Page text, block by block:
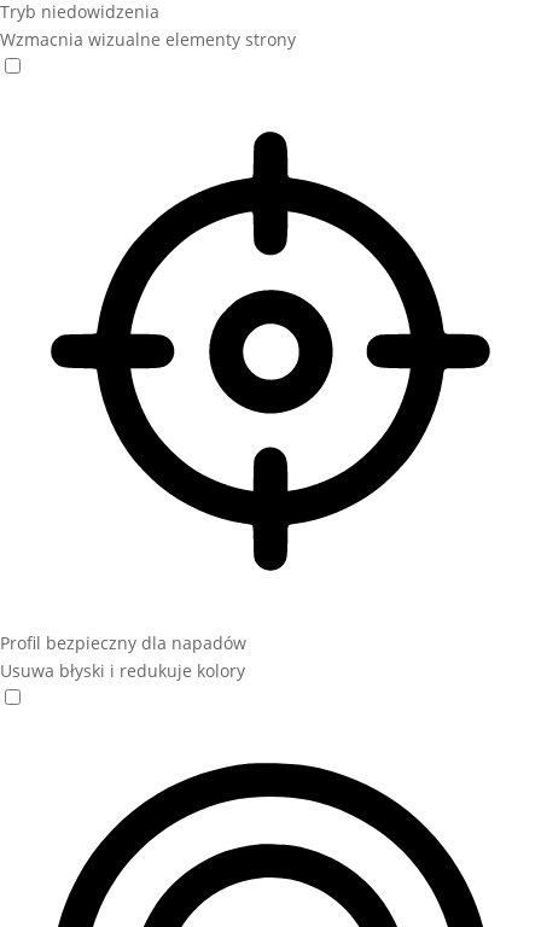
Tryb niedowidzenia
Wzmacnia wizualne elementy strony
Profil bezpieczny dla napadów
Usuwa błyski i redukuje kolory